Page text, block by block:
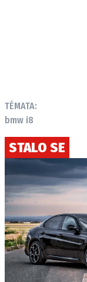
TÉMATA:
bmw i8
STALO SE